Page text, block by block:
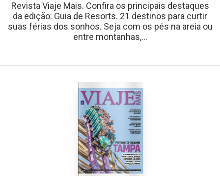
Revista Viaje Mais. Confira os principais destaques
da edição: Guia de Resorts. 21 destinos para curtir
suas férias dos sonhos. Seja com os pés na areia ou
entre montanhas,...